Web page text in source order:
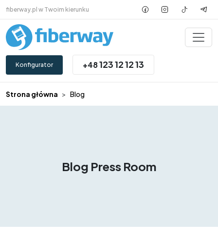
Przejdź do treści
fiberway.pl w Twoim kierunku
Konfigurator +48 123 12 12 13
Strona główna Blog
Blog Press Room